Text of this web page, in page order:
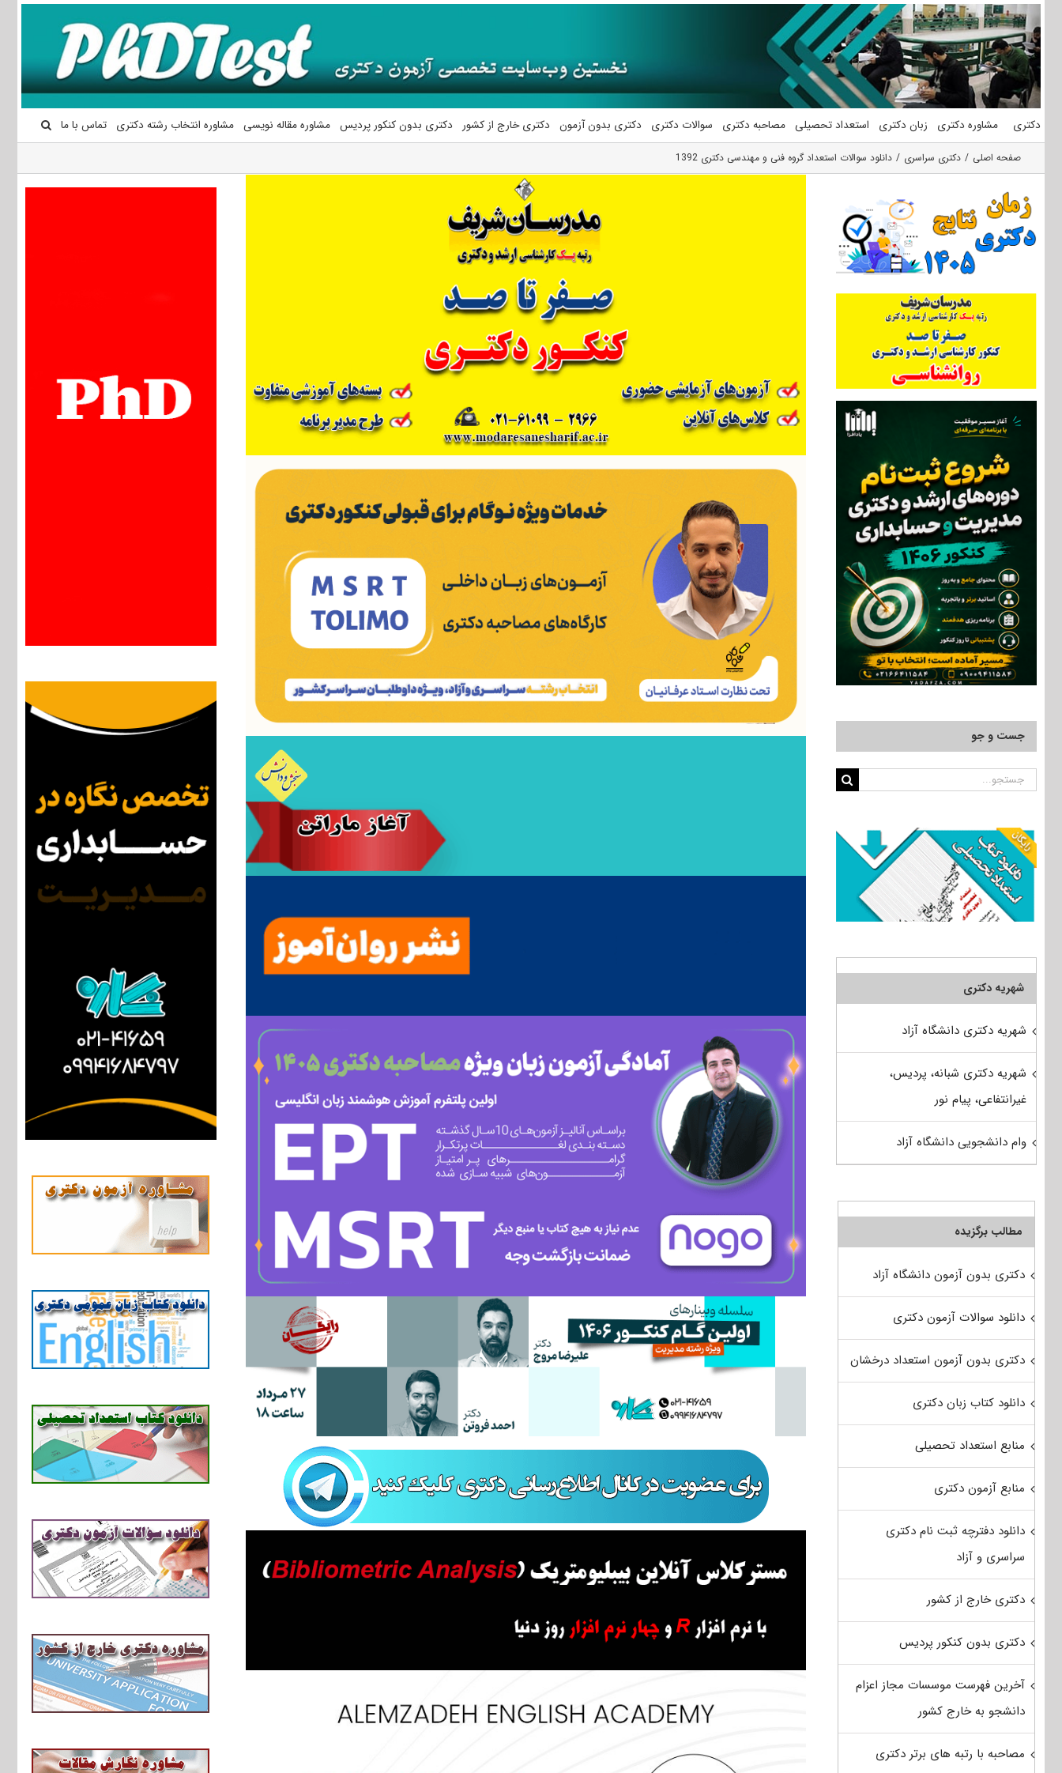
محتوا
دکتری مشاوره دکتری زبان دکتری استعداد تحصیلی مصاحبه دکتری سوالات دکتری دکتری بدون آزمون دکتری خارج از کشور دکتری بدون کنکور پردیس مشاوره مقاله نویسی مشاوره انتخاب رشته دکتری تماس با ما
صفحه اصلی دکتری سراسری دانلود سوالات استعداد گروه فنی و مهندسی دکتری 1392
جست و جو
جستجو
شهریه دکتری
شهریه دکتری دانشگاه آزاد
شهریه دکتری شبانه، پردیس،
غیرانتفاعی، پیام نور
وام دانشجویی دانشگاه آزاد
مطالب برگزیده
دکتری بدون آزمون دانشگاه آزاد
دانلود سوالات آزمون دکتری
دکتری بدون آزمون استعداد درخشان
دانلود کتاب زبان دکتری
منابع استعداد تحصیلی
منابع آزمون دکتری
دانلود دفترچه ثبت نام دکتری
سراسری و آزاد
دکتری خارج از کشور
دکتری بدون کنکور پردیس
آخرین فهرست موسسات مجاز اعزام
دانشجو به خارج کشور
مصاحبه با رتبه های برتر دکتری